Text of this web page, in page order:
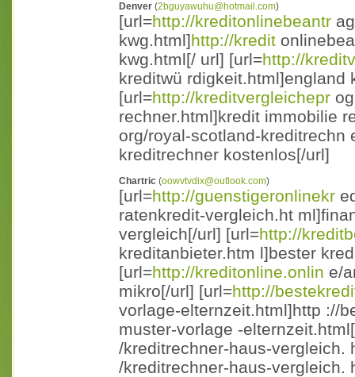
Denver (2bguyawuhu@hotmail.com)
[url=http://kreditonlinebeantr
kwg.html]http://kredit
kwg.html[/ url] [url=http://
kreditwü rdigkeit.html]england
[url=http://kreditvergleichepr
rechner.html]kredit immobilie
org/royal-scotland-kreditrechn
kreditrechner kostenlos[/url]
Chartric (oowvtvdix@outlook.com)
[url=http://guenstigeronlinekr
ratenkredit-vergleich.ht
vergleich[/url] [url=http://
kreditanbieter.htm l]bester
[url=http://kreditonline.onlin e/
mikro[/url] [url=http://
vorlage-elternzeit.html]http ://
muster-vorlage -
/kreditrechner-haus-vergleich.
/kreditrechner-haus-vergleich.